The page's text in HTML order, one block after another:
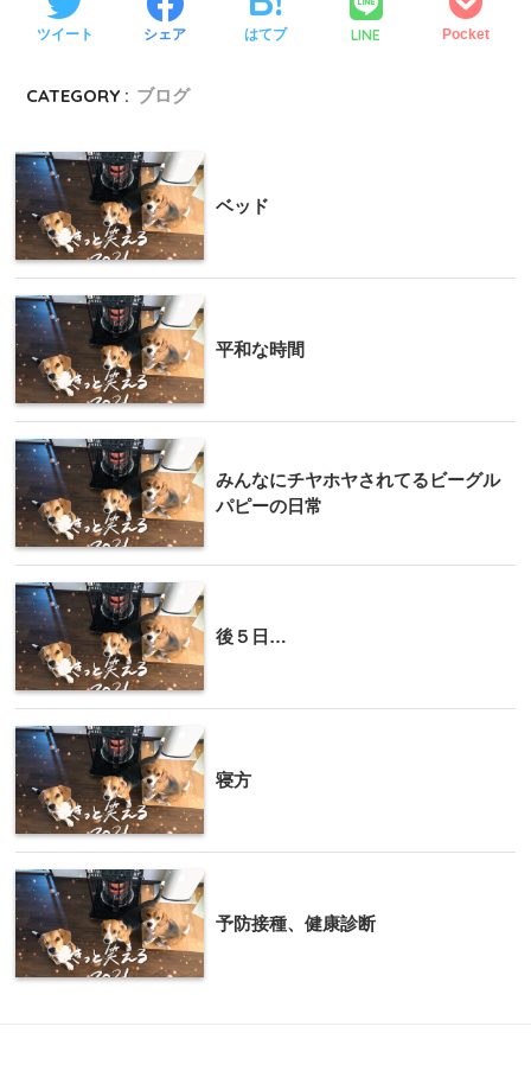
ツイート シェア はてブ LINE Pocket
CATEGORY : ブログ
ベッド
平和な時間
みんなにチヤホヤされてるビーグル
パピーの日常
後５日…
寝方
予防接種、健康診断